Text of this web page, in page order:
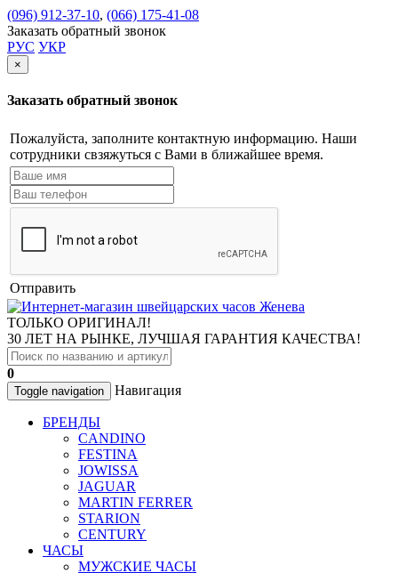
(096) 912-37-10, (066) 175-41-08
Заказать обратный звонок
РУС УКР
×
Заказать обратный звонок
Пожалуйста, заполните контактную информацию. Наши
сотрудники свзяжуться с Вами в ближайшее время.
Отправить
ТОЛЬКО ОРИГИНАЛ!
30 ЛЕТ НА РЫНКЕ, ЛУЧШАЯ ГАРАНТИЯ КАЧЕСТВА!
0
Toggle navigation Навигация
БРЕНДЫ
CANDINO
FESTINA
JOWISSA
JAGUAR
MARTIN FERRER
STARION
CENTURY
ЧАСЫ
МУЖСКИЕ ЧАСЫ